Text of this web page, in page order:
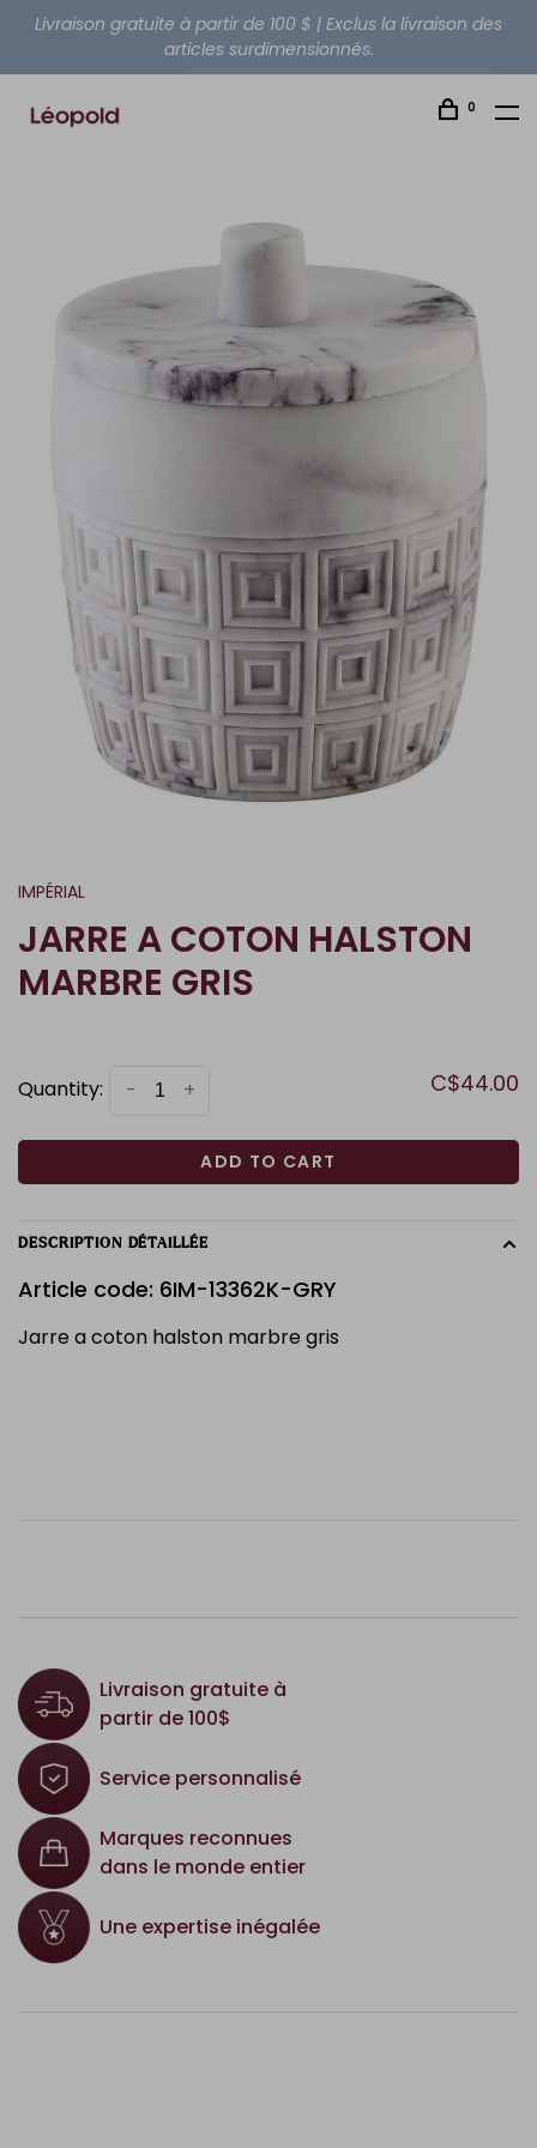
Livraison gratuite à partir de 100 $ | Exclus la livraison des
articles surdimensionnés.
0
IMPÉRIAL
JARRE A COTON HALSTON
MARBRE GRIS
Quantity: +
- C$44.00
ADD TO CART
DESCRIPTION DÉTAILLÉE
Article code: 6IM-13362K-GRY
Jarre a coton halston marbre gris
Livraison gratuite à
partir de 100$
Service personnalisé
Marques reconnues
dans le monde entier
Une expertise inégalée